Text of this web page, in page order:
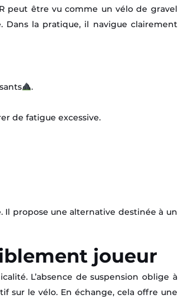
peut être vu comme un vélo de gravel
Dans la pratique, il navigue clairement
.
de fatigue excessive.
Il propose une alternative destinée à un
joueur
L’absence de suspension oblige à
sur le vélo. En échange, cela offre une